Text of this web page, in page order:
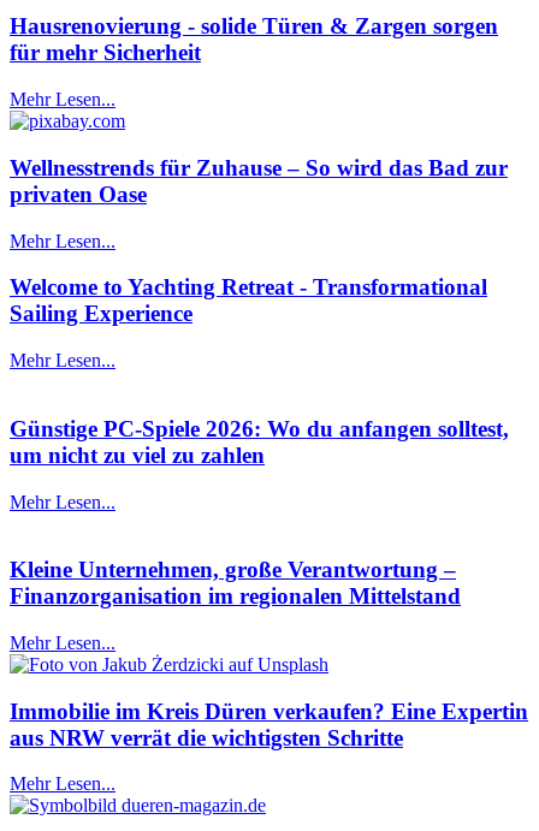
Hausrenovierung - solide Türen & Zargen sorgen
für mehr Sicherheit
Mehr Lesen...
Wellnesstrends für Zuhause – So wird das Bad zur
privaten Oase
Mehr Lesen...
Welcome to Yachting Retreat - Transformational
Sailing Experience
Mehr Lesen...
Günstige PC-Spiele 2026: Wo du anfangen solltest,
um nicht zu viel zu zahlen
Mehr Lesen...
Kleine Unternehmen, große Verantwortung –
Finanzorganisation im regionalen Mittelstand
Mehr Lesen...
Immobilie im Kreis Düren verkaufen? Eine Expertin
aus NRW verrät die wichtigsten Schritte
Mehr Lesen...